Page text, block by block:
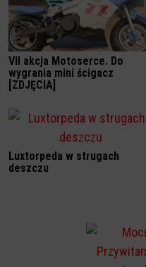
VII akcja Motoserce. Do
wygrania mini ścigacz
[ZDJĘCIA]
Luxtorpeda w strugach
deszczu